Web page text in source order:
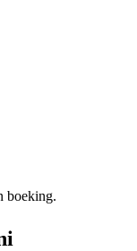
boeking.